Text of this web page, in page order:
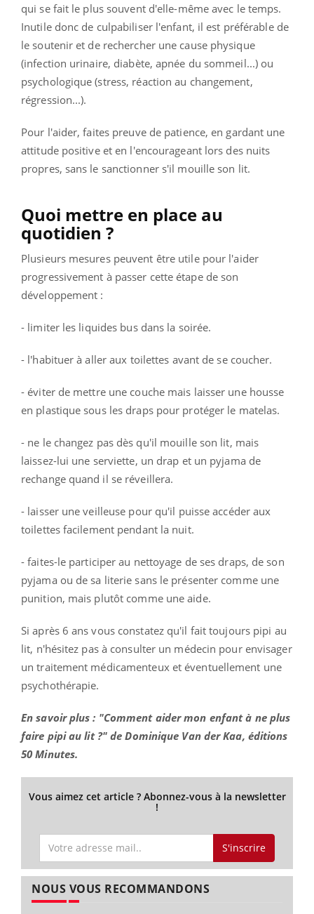
qui se fait le plus souvent d'elle-même avec le temps.
Inutile donc de culpabiliser l'enfant, il est préférable de
le soutenir et de rechercher une cause physique
(infection urinaire, diabète, apnée du sommeil...) ou
psychologique (stress, réaction au changement,
régression...).
Pour l'aider, faites preuve de patience, en gardant une
attitude positive et en l'encourageant lors des nuits
propres, sans le sanctionner s'il mouille son lit.
Quoi mettre en place au
quotidien ?
Plusieurs mesures peuvent être utile pour l'aider
progressivement à passer cette étape de son
développement :
- limiter les liquides bus dans la soirée.
- l'habituer à aller aux toilettes avant de se coucher.
- éviter de mettre une couche mais laisser une housse
en plastique sous les draps pour protéger le matelas.
- ne le changez pas dès qu'il mouille son lit, mais
laissez-lui une serviette, un drap et un pyjama de
rechange quand il se réveillera.
- laisser une veilleuse pour qu'il puisse accéder aux
toilettes facilement pendant la nuit.
- faites-le participer au nettoyage de ses draps, de son
pyjama ou de sa literie sans le présenter comme une
punition, mais plutôt comme une aide.
Si après 6 ans vous constatez qu'il fait toujours pipi au
lit, n'hésitez pas à consulter un médecin pour envisager
un traitement médicamenteux et éventuellement une
psychothérapie.
En savoir plus : "Comment aider mon enfant à ne plus
faire pipi au lit ?" de Dominique Van der Kaa, éditions
50 Minutes.
Vous aimez cet article ? Abonnez-vous à la newsletter
!
S'inscrire
NOUS VOUS RECOMMANDONS